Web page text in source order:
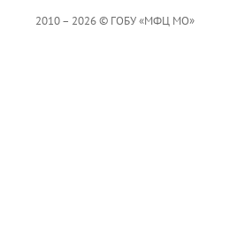
2010 – 2026 © ГОБУ «МФЦ МО»